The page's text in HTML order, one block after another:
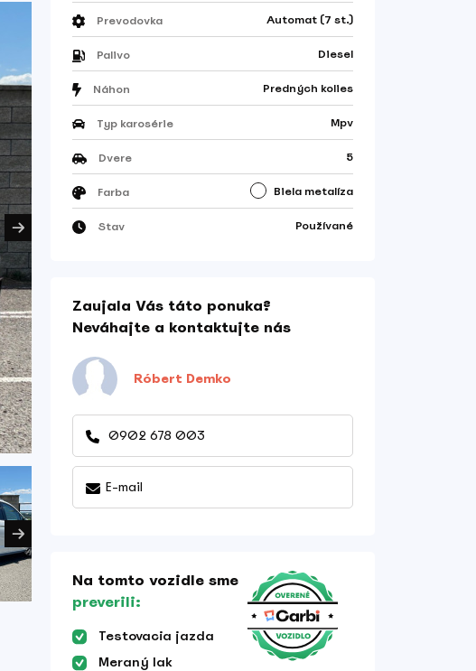
Prevodovka Automat (7 st.)
Palivo Diesel
Náhon Predných kolies
Typ karosérie Mpv
Dvere 5
Farba Biela metalíza
Stav Používané
Zaujala Vás táto ponuka?
Neváhajte a kontaktujte nás
Róbert Demko
0902 678 003
E-mail
Na tomto vozidle sme
preverili:
Testovacia jazda
Meraný lak